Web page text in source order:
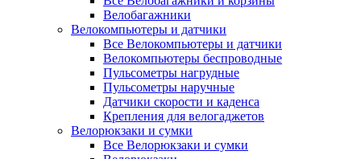
Велобагажники
Велокомпьютеры и датчики
Все Велокомпьютеры и датчики
Велокомпьютеры беспроводные
Пульсометры нагрудные
Пульсометры наручные
Датчики скорости и каденса
Крепления для велогаджетов
Велорюкзаки и сумки
Все Велорюкзаки и сумки